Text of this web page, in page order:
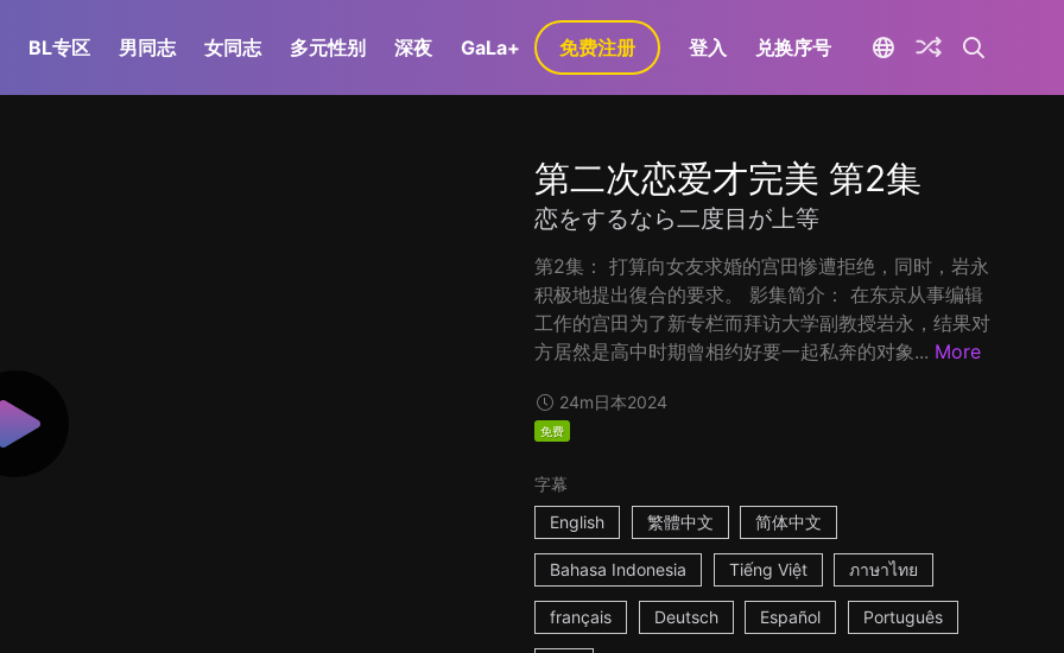
BL专区 男同志 女同志 多元性别 深夜 GaLa+ 免费注册 登入 兑换序号
第二次恋爱才完美 第2集
恋をするなら二度目が上等
第2集： 打算向女友求婚的宫田惨遭拒绝，同时，岩永
积极地提出復合的要求。 影集简介： 在东京从事编辑
工作的宫田为了新专栏而拜访大学副教授岩永，结果对
方居然是高中时期曾相约好要一起私奔的对象... More
24m日本2024
免费
字幕
English
繁體中文 简体中文
Bahasa Indonesia Tiếng Việt ภาษาไทย
français Deutsch Español Português